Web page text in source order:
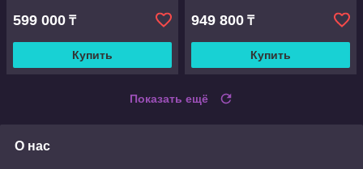
599 000 ₸
Купить
949 800 ₸
Купить
Показать ещё
О нас